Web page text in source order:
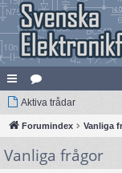
na
bb
lä
at
eg
ori
Aktiva trådar
Forumindex Vanliga
Vanliga frågor